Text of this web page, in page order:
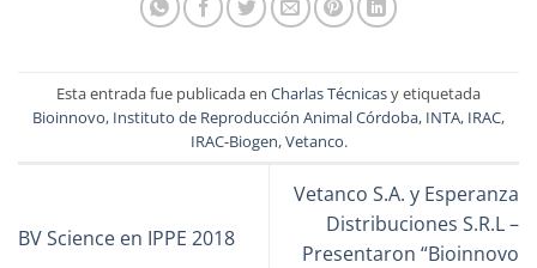
Esta entrada fue publicada en Charlas Técnicasy etiquetada
Bioinnovo, Instituto de Reproducción Animal Córdoba, INTA, IRAC,
IRAC-Biogen,Vetanco.
BV Science en IPPE 2018
Vetanco S.A. y Esperanza
Distribuciones S.R.L –
Presentaron “Bioinnovo